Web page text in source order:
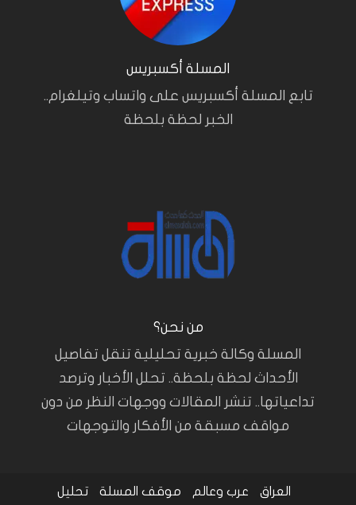
المسلة أكسبريس
تابع المسلة أكسبريس على واتساب وتيلغرام..
الخبر لحظة بلحظة
من نحن؟
المسلة وكالة خبرية تحليلية تنقل تفاصيل
الأحداث لحظة بلحظة.. تحلل الأخبار وترصد
تداعياتها.. تنشر المقالات ووجهات النظر من دون
مواقف مسبقة من الأفكار والتوجهات
العراق عرب وعالم موقف المسلة تحليل